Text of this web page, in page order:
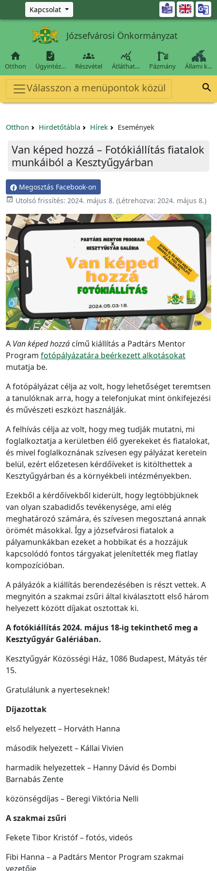
Ugrás a fő tartalomra
Kapcsolat 
Józsefvárosi Önkormányzat

Otthon

Ügyintéz…

Részvétel

Átláthat… Pázmány Állami k…
Válasszon a menüpontok közül 
Otthon Hirdetőtábla Hírek Események
Van képed hozzá – Fotókiállítás fiatalok
munkáiból a Kesztyűgyárban
Megosztás Facebook-on
 Utolsó frissítés: 2024. május 8. (Létrehozva: 2024. május 8.)
A Van képed hozzá című kiállítás a Padtárs Mentor
Program fotópályázatára beérkezett alkotásokat
mutatja be.
A fotópályázat célja az volt, hogy lehetőséget teremtsen
a tanulóknak arra, hogy a telefonjukat mint önkifejezési
és művészeti eszközt használják.
A felhívás célja az volt, hogy meg tudják mutatni, mi
foglalkoztatja a kerületben élő gyerekeket és fiatalokat,
és mivel foglalkoznának szívesen egy pályázat keretein
belül, ezért előzetesen kérdőíveket is kitölthettek a
Kesztyűgyárban és a környékbeli intézményekben.
Ezekből a kérdőívekből kiderült, hogy legtöbbjüknek
van olyan szabadidős tevékenysége, ami elég
meghatározó számára, és szívesen megosztaná annak
örömét másokkal. Így a józsefvárosi fiatalok a
pályamunkákban ezeket a hobbikat és a hozzájuk
kapcsolódó fontos tárgyakat jelenítették meg flatlay
kompozícióban.
A pályázók a kiállítás berendezésében is részt vettek. A
megnyitón a szakmai zsűri által kiválasztott első három
helyezett között díjakat osztottak ki.
A fotókiállítás 2024. május 18-ig tekinthető meg a
Kesztyűgyár Galériában.
Kesztyűgyár Közösségi Ház, 1086 Budapest, Mátyás tér
15.
Gratulálunk a nyerteseknek!
Díjazottak
első helyezett – Horváth Hanna
második helyezett – Kállai Vivien
harmadik helyezettek – Hanny Dávid és Dombi
Barnabás Zente
közönségdíjas – Beregi Viktória Nelli
A szakmai zsűri
Fekete Tibor Kristóf – fotós, videós
Fibi Hanna – a Padtárs Mentor Program szakmai
vezetője